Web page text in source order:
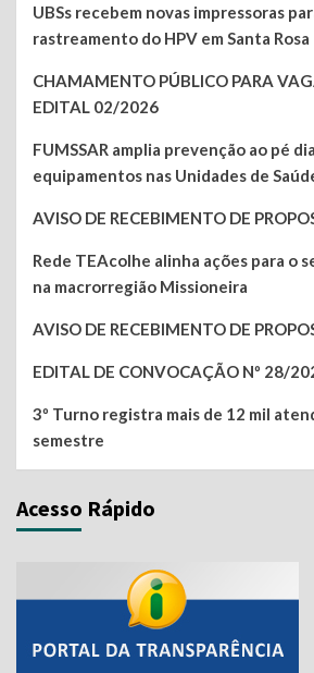
UBSs recebem novas impressoras
rastreamento do HPV em Santa Rosa
CHAMAMENTO PÚBLICO PARA
EDITAL 02/2026
FUMSSAR amplia prevenção ao pé
equipamentos nas Unidades de
AVISO DE RECEBIMENTO DE
Rede TEAcolhe alinha ações para o
na macrorregião Missioneira
AVISO DE RECEBIMENTO DE
EDITAL DE CONVOCAÇÃO Nº 28/
3º Turno registra mais de 12 mil
semestre
Acesso Rápido